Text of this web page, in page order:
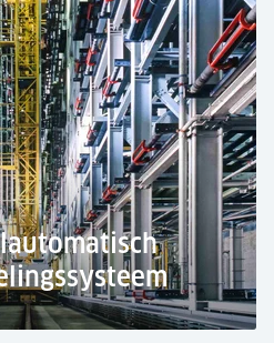
op Changi luchthaven,
material-